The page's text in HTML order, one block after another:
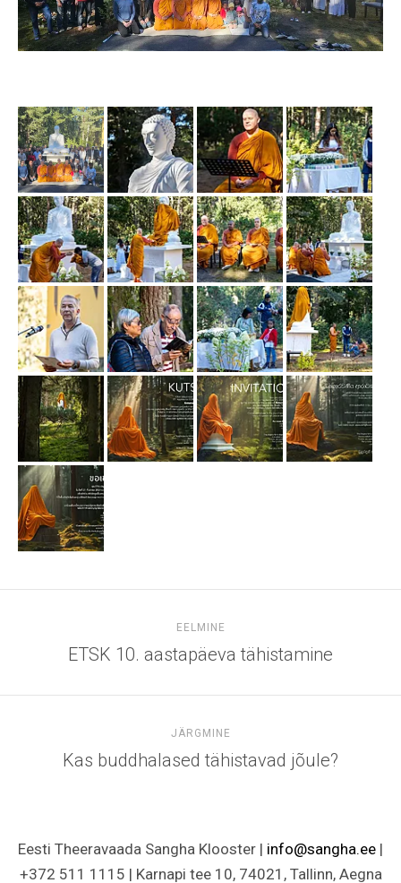
EELMINE
ETSK 10. aastapäeva tähistamine
JÄRGMINE
Kas buddhalased tähistavad jõule?
Eesti Theeravaada Sangha Klooster | info@sangha.ee |
+372 511 1115 | Karnapi tee 10, 74021, Tallinn, Aegna